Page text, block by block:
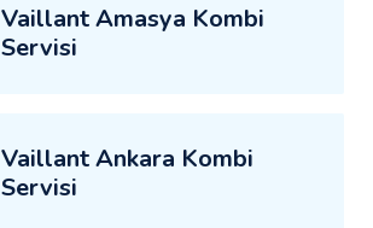
Vaillant Amasya Kombi
Servisi
Vaillant Ankara Kombi
Servisi